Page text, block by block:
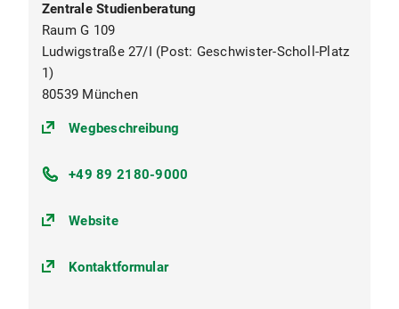
Zentrale Studienberatung
Raum G 109
Ludwigstraße 27/I (Post: Geschwister-Scholl-Platz
1)
80539 München
Wegbeschreibung
+49 89 2180-9000
Website
Kontaktformular